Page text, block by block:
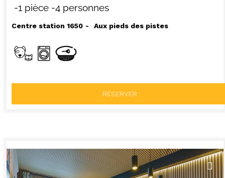
-1 pièce -4 personnes
Centre station 1650 Aux pieds des pistes
RÉSERVER